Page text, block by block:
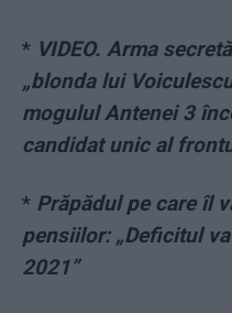
* VIDEO. Arma
„blonda lui
mogulul Antenei 3
candidat unic al
* Prăpădul pe care îl
pensiilor: „Deficitul
2021”